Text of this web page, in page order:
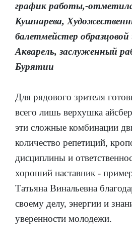
график работы,-
Кушнарева,
балетмейстер
Акварель, заслуженный
Бурятии
Для рядового зрителя
всего лишь верхушка
эти сложные комбинации
количество репетиций,
дисциплины и
хороший наставник -
Татьяна Винальевна
своему делу, энергии и
уверенности молодежи.